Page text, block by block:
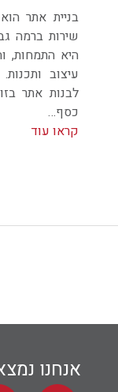
בניית אתר
שירות ברמה
היא התמחות,
עיצוב
לבנות אתר
כסף…
קראו עוד
אנחנו